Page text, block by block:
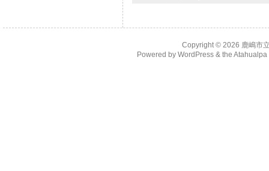
Copyright © 2026 鹿嶋市
Powered by WordPress& the Atahualpa